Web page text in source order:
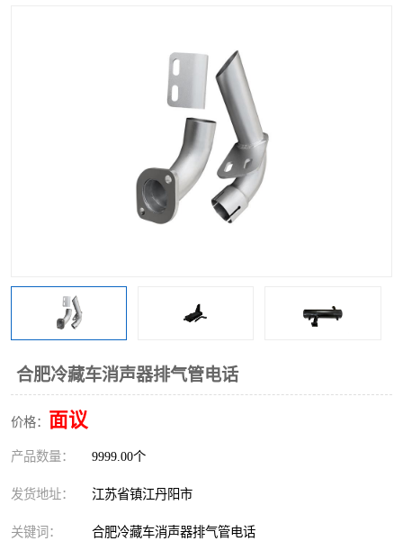
合肥冷藏车消声器排气管电话
价格： 面议
产品数量： 9999.00个
发货地址： 江苏省镇江丹阳市
关键词： 合肥冷藏车消声器排气管电话